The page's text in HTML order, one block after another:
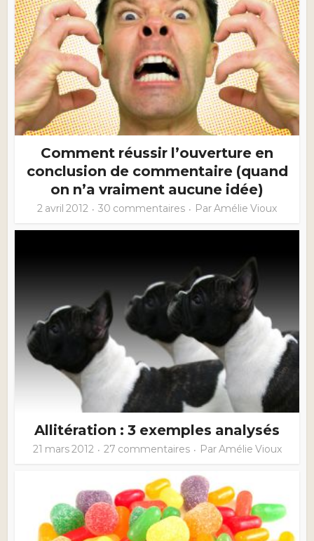
Comment réussir l’ouverture en
conclusion de commentaire (quand
on n’a vraiment aucune idée)
2 avril 2012 30 commentaires ParAmélie Vioux
Allitération : 3 exemples analysés
21 mars 2012 27 commentaires ParAmélie Vioux